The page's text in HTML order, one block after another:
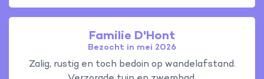
Familie D'Hont
Bezocht in mei 2026
Zalig, rustig en toch bedoin op wandelafstand.